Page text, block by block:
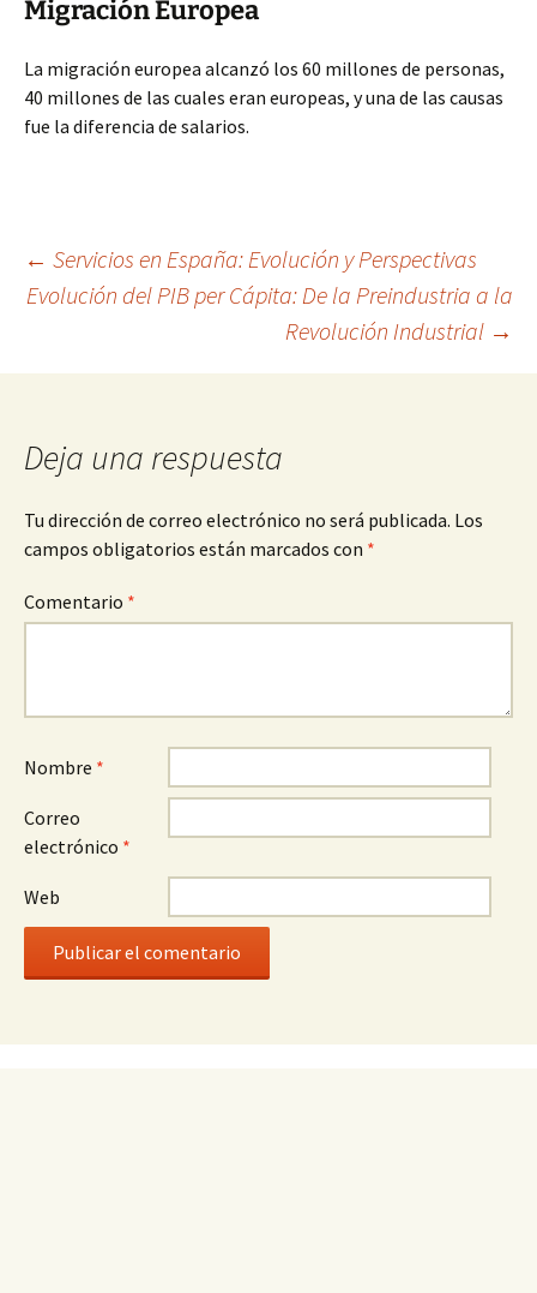
Migración Europea
La migración europea alcanzó los 60 millones de personas,
40 millones de las cuales eran europeas, y una de las causas
fue la diferencia de salarios.
Navegación
← Servicios en España: Evolución y Perspectivas
Evolución del PIB per Cápita: De la Preindustria a la
Revolución Industrial →
Deja una respuesta
Tu dirección de correo electrónico no será publicada. Los
campos obligatorios están marcados con *
Comentario *
Nombre *
Correo
electrónico *
Web